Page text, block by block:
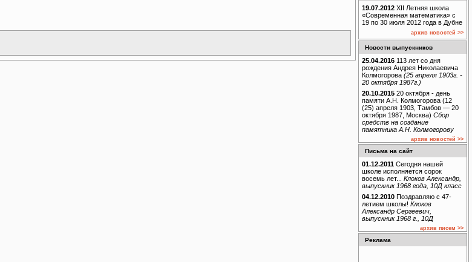
19.07.2012 XII Летняя школа
«Современная математика» с
19 по 30 июля 2012 года в Дубне
архив новостей >>
Новости выпускников
25.04.2016 113 лет со дня
рождения Андрея Николаевича
Колмогорова (25 апреля 1903г. -
20 октября 1987г.)
20.10.2015 20 октября - день
памяти А.Н. Колмогорова (12
(25) апреля 1903, Тамбов — 20
октября 1987, Москва) Сбор
средств на создание
памятника А.Н. Колмогорову
архив новостей >>
Письма на сайт
01.12.2011 Сегодня нашей
школе исполняется сорок
восемь лет... Клоков Александр,
выпускник 1968 года, 10Д класс
04.12.2010 Поздравляю с 47-
летием школы! Клоков
Александр Сергеевич,
выпускник 1968 г., 10Д
архив писем >>
Реклама